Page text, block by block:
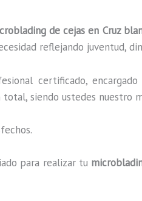
de cejas en Cruz
reflejando juventud,
certificado,
total, siendo ustedes nuestro
para realizar tu